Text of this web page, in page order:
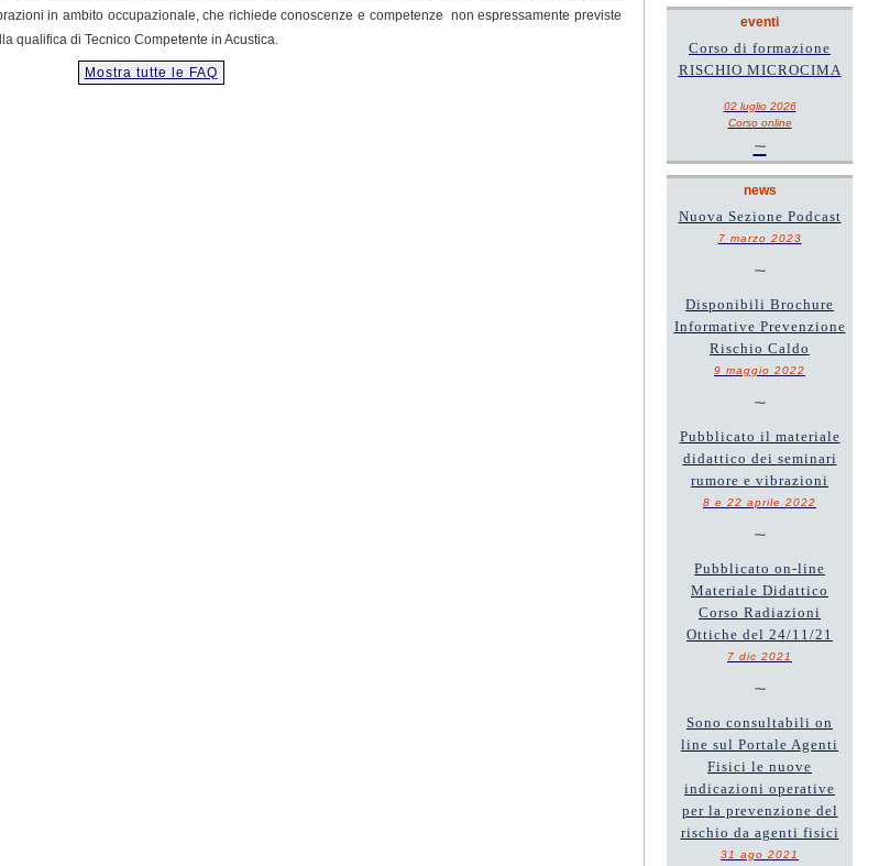
in ambito occupazionale, che richiede conoscenze e competenze non espressamente previste
qualifica di Tecnico Competente in Acustica.
Mostra tutte le FAQ
eventi
Corso di formazione
RISCHIO MICROCIMA
02 luglio 2026
Corso online
~
news
Nuova Sezione Podcast
7 marzo 2023
~
Disponibili Brochure
Informative Prevenzione
Rischio Caldo
9 maggio 2022
~
Pubblicato il materiale
didattico dei seminari
rumore e vibrazioni
8 e 22 aprile 2022
~
Pubblicato on-line
Materiale Didattico
Corso Radiazioni
Ottiche del 24/11/21
7 dic 2021
~
Sono consultabili on
line sul Portale Agenti
Fisici le nuove
indicazioni operative
per la prevenzione del
rischio da agenti fisici
31 ago 2021